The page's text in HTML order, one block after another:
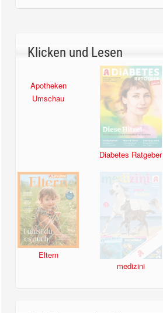
Klicken und Lesen
Diabetes Ratgeber